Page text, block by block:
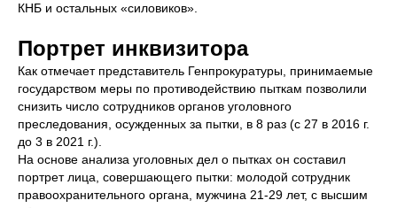
КНБ и остальных «силовиков».
Портрет инквизитора
Как отмечает представитель Генпрокуратуры, принимаемые
государством меры по противодействию пыткам позволили
снизить число сотрудников органов уголовного
преследования, осужденных за пытки, в 8 раз (с 27 в 2016 г.
до 3 в 2021 г.).
На основе анализа уголовных дел о пытках он составил
портрет лица, совершающего пытки: молодой сотрудник
правоохранительного органа, мужчина 21-29 лет, с высшим